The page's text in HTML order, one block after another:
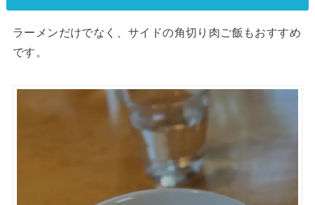
ラーメンだけでなく、サイドの角切り肉ご飯もおすすめ
です。